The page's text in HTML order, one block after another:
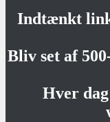
Indtænkt
Bliv set af
Hver